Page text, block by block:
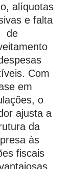
alíquotas
e falta
de
Com
em
o
ajusta a
da
às
fiscais